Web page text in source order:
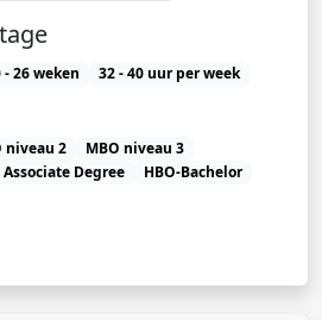
- 26 weken
32 - 40 uur per week
niveau 2
MBO niveau 3
Associate Degree
HBO-Bachelor